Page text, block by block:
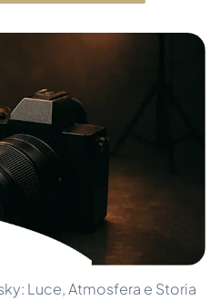
Luce, Atmosfera e Storia